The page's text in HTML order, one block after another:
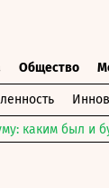
Общество
каким был и